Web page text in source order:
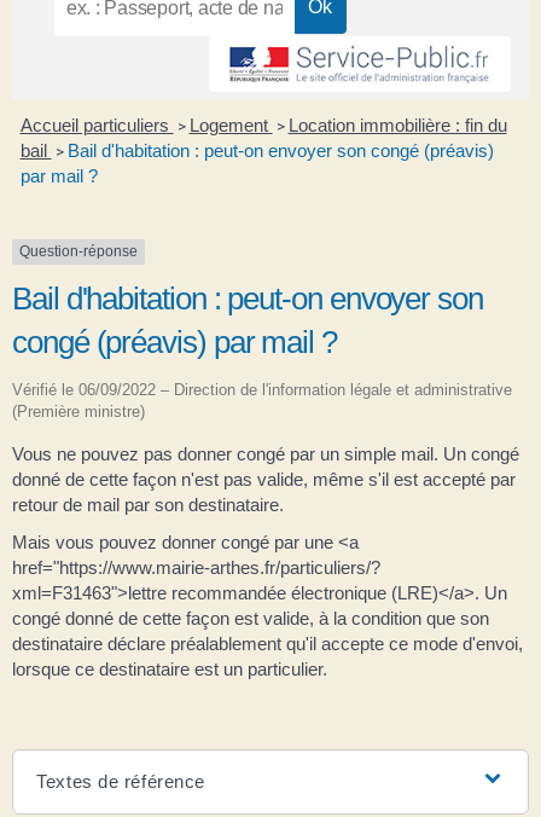
Accueil particuliers > Logement > Location immobilière : fin du
bail > Bail d'habitation : peut-on envoyer son congé (préavis)
par mail ?
Question-réponse
Bail d'habitation : peut-on envoyer son
congé (préavis) par mail ?
Vérifié le 06/09/2022 – Direction de l'information légale et administrative
(Première ministre)
Vous ne pouvez pas donner congé par un simple mail. Un congé
donné de cette façon n'est pas valide, même s'il est accepté par
retour de mail par son destinataire.
Mais vous pouvez donner congé par une <a
href="https://www.mairie-arthes.fr/particuliers/?
xml=F31463">lettre recommandée électronique (LRE)</a>. Un
congé donné de cette façon est valide, à la condition que son
destinataire déclare préalablement qu'il accepte ce mode d'envoi,
lorsque ce destinataire est un particulier.
Textes de référence